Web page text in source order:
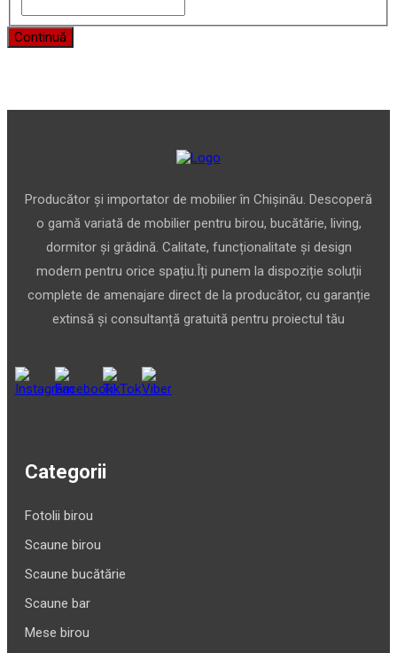
Continuă
Producător și importator de mobilier în Chișinău. Descoperă
o gamă variată de mobilier pentru birou, bucătărie, living,
dormitor și grădină. Calitate, funcționalitate și design
modern pentru orice spațiu.Îți punem la dispoziție soluții
complete de amenajare direct de la producător, cu garanție
extinsă și consultanță gratuită pentru proiectul tău
Categorii
Fotolii birou
Scaune birou
Scaune bucătărie
Scaune bar
Mese birou